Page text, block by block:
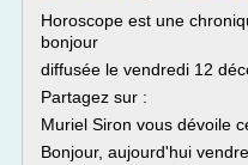
Horoscope est une
bonjour
diffusée le vendredi 12
Partagez sur :
Muriel Siron vous dévoile
Bonjour, aujourd'hui